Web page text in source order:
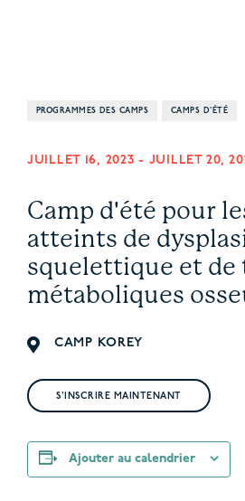
PROGRAMMES DES CAMPS CAMPS D'ÉTÉ
JUILLET 16, 2023 - JUILLET 20,
Camp d'été pour
atteints de
squelettique et de
métaboliques
CAMP KOREY
S'INSCRIRE MAINTENANT
Ajouter au calendrier